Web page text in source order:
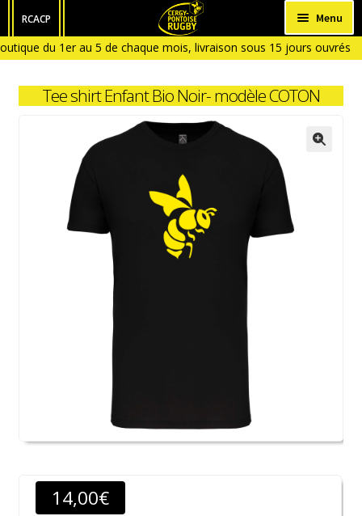
la
contenu
RCACP Menu
HOMME
ENFANT
BÉBÉ
ACCESSOIRES
du 1er au 5 de chaque mois, livraison sous 15 jours ouvrés à
fermée en Janvier et en Aout)
Tee shirt Enfant Bio Noir- modèle COTON
14,00€